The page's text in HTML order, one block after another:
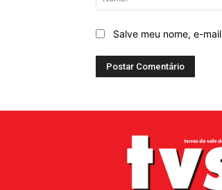
Salve meu nome, e-